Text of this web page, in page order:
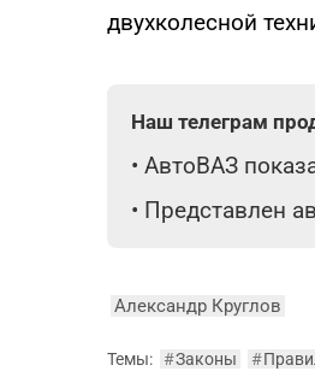
двухколесной
Наш телеграм
• АвтоВАЗ
• Представлен
Александр Круглов
Темы: #Законы #